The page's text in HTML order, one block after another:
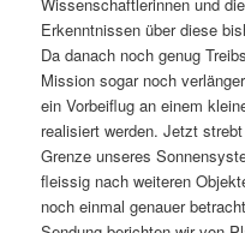
l
t
s
p
h
a
l
t
Erkenntnissen über diese
Da danach noch genug
Mission sogar noch
ein Vorbeiflug an einem
realisiert werden. Jetzt
Grenze unseres
fleissig nach weiteren
noch einmal genauer